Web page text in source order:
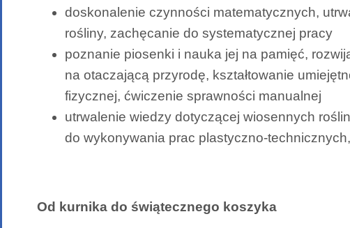
doskonalenie czynności matematycznych,
rośliny, zachęcanie do systematycznej pracy
poznanie piosenki i nauka jej na pamięć,
na otaczającą przyrodę, kształtowanie
fizycznej, ćwiczenie sprawności manualnej
utrwalenie wiedzy dotyczącej wiosennych
do wykonywania prac plastyczno-
Od kurnika do świątecznego koszyka